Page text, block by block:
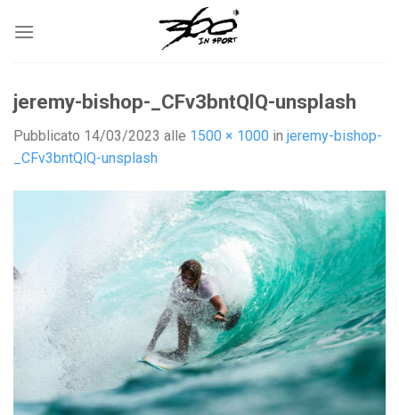
jeremy-bishop-_CFv3bntQlQ-unsplash
Pubblicato 14/03/2023 alle 1500 × 1000 in jeremy-bishop-
_CFv3bntQlQ-unsplash